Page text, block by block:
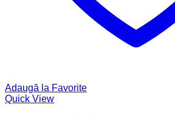
Adaugă la Favorite
Quick View